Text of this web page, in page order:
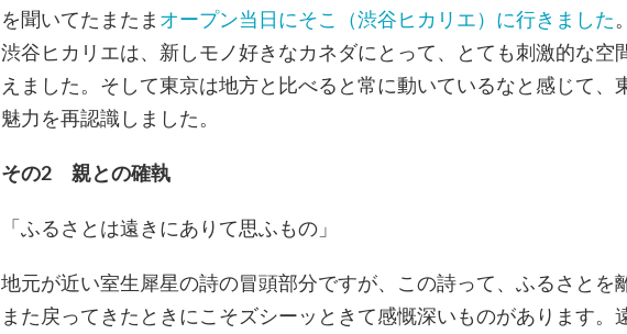
を聞いてたまたま オープン当日にそこ（渋谷ヒカリエ）に行きました
渋谷ヒカリエは、新しモノ好きなカネダにとって、とても刺激的な空
えました。そして東京は地方と比べると常に動いているなと感じて、
魅力を再認識しました。
その2 親との確執
「ふるさとは遠きにありて思ふもの」
地元が近い室生犀星の詩の冒頭部分ですが、この詩って、ふるさとを
また戻ってきたときにこそズシーッときて感慨深いものがあります。